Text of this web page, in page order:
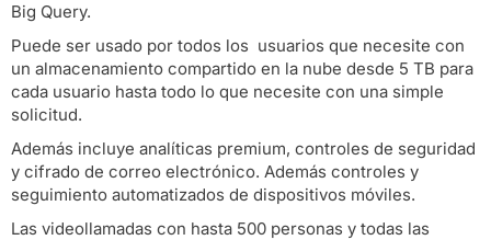
Big Query.
Puede ser usado por todos los usuarios que necesite con
un almacenamiento compartido en la nube desde 5 TB para
cada usuario hasta todo lo que necesite con una simple
solicitud.
Además incluye analíticas premium, controles de seguridad
y cifrado de correo electrónico. Además controles y
seguimiento automatizados de dispositivos móviles.
Las videollamadas con hasta 500 personas y todas las